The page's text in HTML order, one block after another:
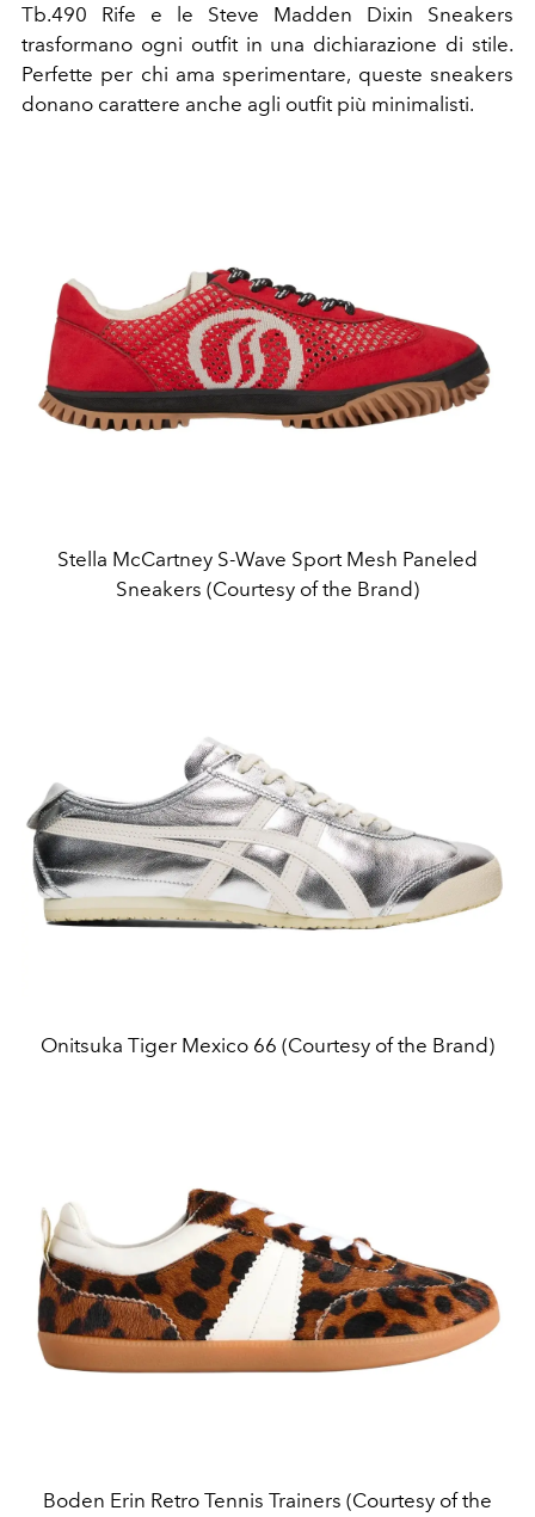
Tb.490 Rife e le Steve Madden Dixin Sneakers
trasformano ogni outfit in una dichiarazione di stile.
Perfette per chi ama sperimentare, queste sneakers
donano carattere anche agli outfit più minimalisti.
Stella McCartney S-Wave Sport Mesh Paneled
Sneakers (Courtesy of the Brand)
Onitsuka Tiger Mexico 66 (Courtesy of the Brand)
Boden Erin Retro Tennis Trainers (Courtesy of the